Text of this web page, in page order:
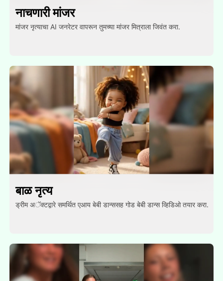
नाचणारी मांजर
मांजर नृत्याचा AI जनरेटर वापरून तुमच्या मांजर मित्राला जिवंत करा.
बाळ नृत्य
ड्रीम अॅक्टद्वारे समर्थित एआय बेबी डान्ससह गोड बेबी डान्स व्हिडिओ तयार करा.